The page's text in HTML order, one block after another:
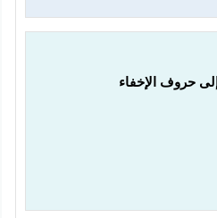
حروف الإخفاء